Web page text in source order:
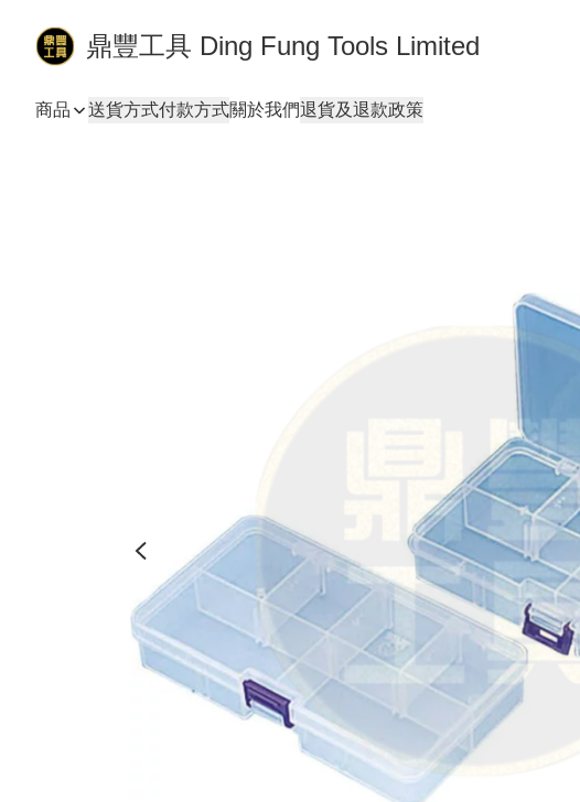
鼎豐工具 Ding Fung Tools Limited
商品 送貨方式付款方式關於我們退貨及退款政策